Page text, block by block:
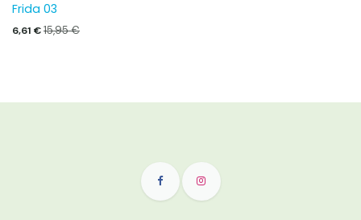
Frida 03
6,61 €15,95€